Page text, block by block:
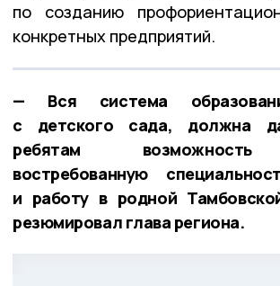
по созданию
конкретных предприятий.
— Вся система
с детского сада, должна
ребятам возможность
востребованную
и работу в родной
резюмировал глава региона.